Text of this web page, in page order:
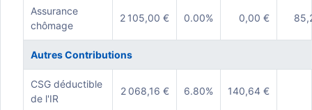
Assurance
chômage
2 105,00 € 0.00% 0,00 €
Autres Contributions
CSG déductible
de l'IR
2 068,16 € 6.80% 140,64 €